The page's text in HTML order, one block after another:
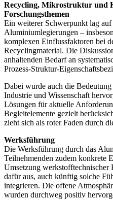
Recycling, Mikrostruktur und
Forschungsthemen
Ein weiterer Schwerpunkt lag
Aluminiumlegierungen –
komplexen Einflussfaktoren bei
Recyclingmaterial. Die
anhaltenden Bedarf an
Prozess-Struktur-
Dabei wurde auch die
Industrie und Wissenschaft
Lösungen für aktuelle
Begleitelemente gezielt
zieht sich als roter Faden durch
Werksführung
Die Werksführung durch das
Teilnehmenden zudem konkrete
Umsetzung werkstofftechnischer
dafür aus, auch künftig solche
integrieren. Die offene
wurden durchweg positiv